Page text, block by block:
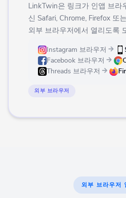
LinkTwin은 링크가 인앱 브라
신 Safari, Chrome, Firefox 또
외부 브라우저에서 열리도록
Instagram 브라우저
Facebook 브라우저
Threads 브라우저
외부 브라우저
외부 브라우저